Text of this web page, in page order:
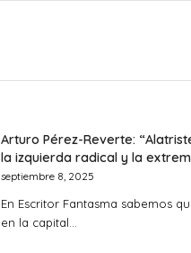
Arturo Pérez-Reverte:
la izquierda radical y la
septiembre 8, 2025
En Escritor Fantasma sabemos
en la capital…